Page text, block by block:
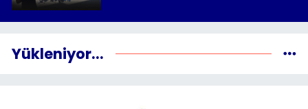
Yükleniyor...